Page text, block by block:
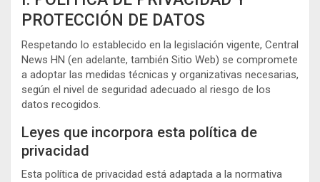
PROTECCIÓN DE DATOS
Respetando lo establecido en la legislación vigente, Central
News HN (en adelante, también Sitio Web) se compromete
a adoptar las medidas técnicas y organizativas necesarias,
según el nivel de seguridad adecuado al riesgo de los
datos recogidos.
Leyes que incorpora esta política de
privacidad
Esta política de privacidad está adaptada a la normativa